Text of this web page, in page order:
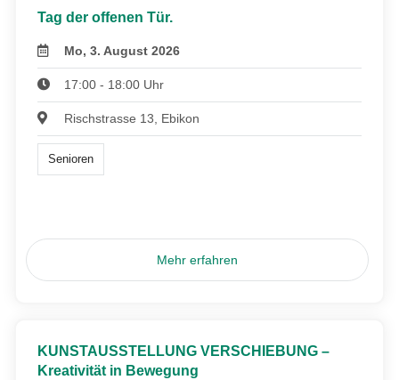
Tag der offenen Tür.
Mo, 3. August 2026
17:00 - 18:00 Uhr
Rischstrasse 13, Ebikon
Senioren
Mehr erfahren
KUNSTAUSSTELLUNG VERSCHIEBUNG –
Kreativität in Bewegung